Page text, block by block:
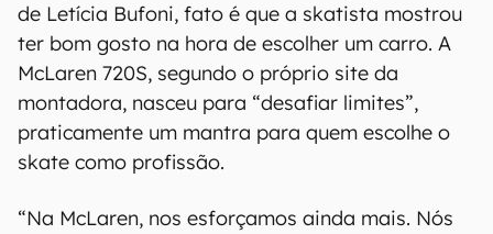
de Letícia Bufoni, fato é que a skatista mostrou
ter bom gosto na hora de escolher um carro. A
McLaren 720S, segundo o próprio site da
montadora, nasceu para “desafiar limites”,
praticamente um mantra para quem escolhe o
skate como profissão.
“Na McLaren, nos esforçamos ainda mais. Nós